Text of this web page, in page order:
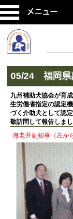
メニュー
05/24 福岡県
九州補助犬協会が育
生労働省指定の認定
づく介助犬として認
敬訪問して報告しまし
海老井副知事（左か